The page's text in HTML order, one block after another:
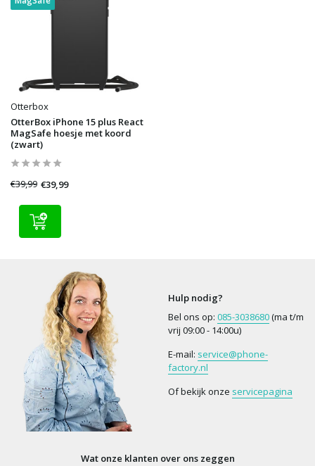
Otterbox
OtterBox iPhone 15 plus React
MagSafe hoesje met koord
(zwart)
€39,99 €39,99
Hulp nodig?
Bel ons op: 085-3038680(ma t/m
vrij 09:00 - 14:00u)
E-mail: service@phone-
factory.nl
Of bekijk onze servicepagina
Wat onze klanten over ons zeggen